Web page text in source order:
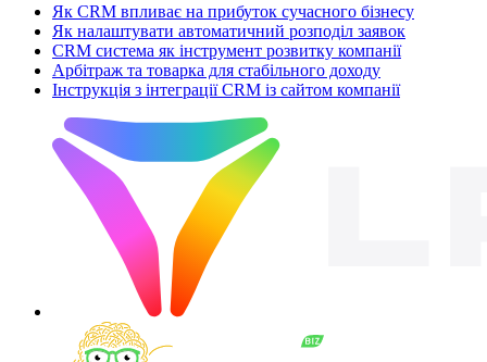
Як CRM впливає на прибуток сучасного бізнесу
Як налаштувати автоматичний розподіл заявок
CRM система як інструмент розвитку компанії
Арбітраж та товарка для стабільного доходу
Інструкція з інтеграції CRM із сайтом компанії